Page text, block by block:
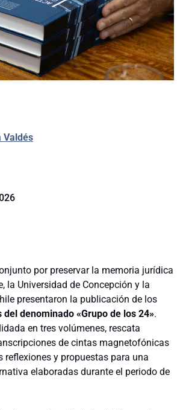
Valdés
por preservar la memoria jurídica
la Universidad de Concepción y la
presentaron la publicación de los
denominado «Grupo de los 24».
en tres volúmenes, rescata
de cintas magnetofónicas
reflexiones y propuestas para una
elaboradas durante el periodo de